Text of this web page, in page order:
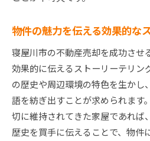
物件の魅力を伝える効果的な
寝屋川市の不動産売却を成功させ
効果的に伝えるストーリーテリン
の歴史や周辺環境の特色を生かし
語を紡ぎ出すことが求められます
切に維持されてきた家屋であれば
歴史を買手に伝えることで、物件